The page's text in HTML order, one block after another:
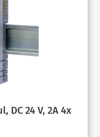
24 V, 2A 4x